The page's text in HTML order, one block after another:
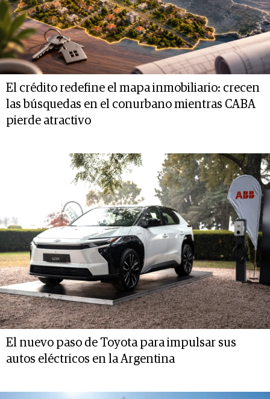
El crédito redefine el mapa inmobiliario: crecen
las búsquedas en el conurbano mientras CABA
pierde atractivo
El nuevo paso de Toyota para impulsar sus
autos eléctricos en la Argentina